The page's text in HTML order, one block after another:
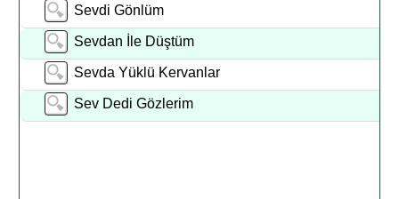
Sevdi Gönlüm
Sevdan İle Düştüm
Sevda Yüklü Kervanlar
Sev Dedi Gözlerim